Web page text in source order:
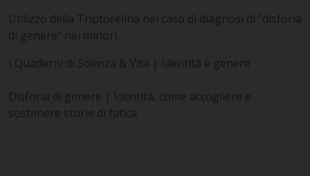
Utilizzo della Triptorelina nel caso di diagnosi di “disforia
di genere” nei minori.
I Quaderni di Scienza & Vita | Identità e genere
Disforia di genere | Identità, come accogliere e
sostenere storie di fatica